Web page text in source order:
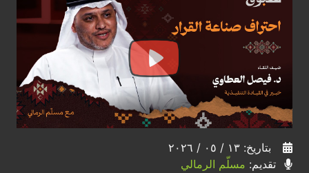
بتاريخ: ١٣ / ٠٥ / ٢٠٢٦
تقديم: مسلّم الرمالي